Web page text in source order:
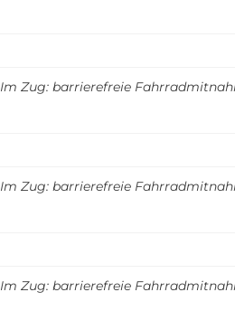
Im Zug: barrierefreie
Im Zug: barrierefreie
Im Zug: barrierefreie